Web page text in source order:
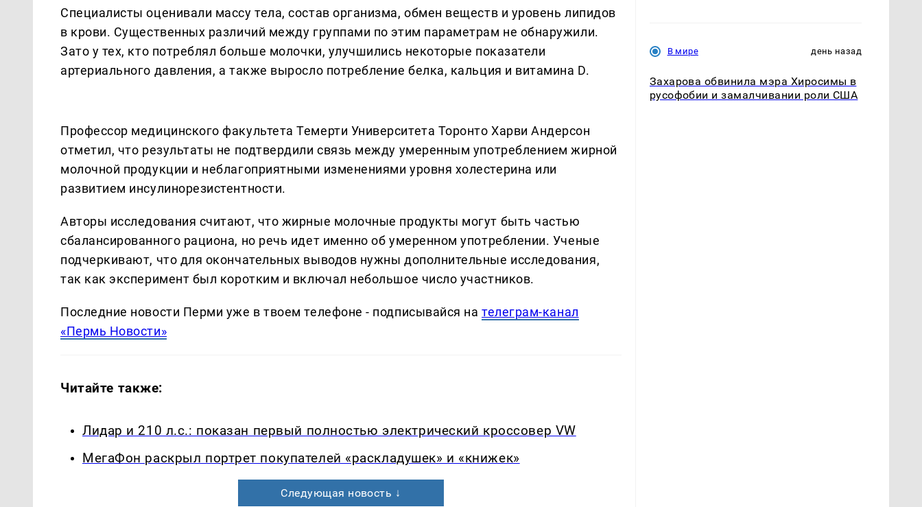
Специалисты оценивали массу тела, состав организма, обмен веществ и уровень липидов
в крови. Существенных различий между группами по этим параметрам не обнаружили.
Зато у тех, кто потреблял больше молочки, улучшились некоторые показатели
артериального давления, а также выросло потребление белка, кальция и витамина D.
Профессор медицинского факультета Темерти Университета Торонто Харви Андерсон
отметил, что результаты не подтвердили связь между умеренным употреблением жирной
молочной продукции и неблагоприятными изменениями уровня холестерина или
развитием инсулинорезистентности.
Авторы исследования считают, что жирные молочные продукты могут быть частью
сбалансированного рациона, но речь идет именно об умеренном употреблении. Ученые
подчеркивают, что для окончательных выводов нужны дополнительные исследования,
так как эксперимент был коротким и включал небольшое число участников.
Последние новости Перми уже в твоем телефоне - подписывайся нателеграм-канал
«Пермь Новости»
Читайте также:
Лидар и 210 л.с.: показан первый полностью электрический кроссовер VW
МегаФон раскрыл портрет покупателей «раскладушек» и «книжек»
Следующая новость ↓
В мире день назад
Захарова обвинила мэра Хиросимы в
русофобии и замалчивании роли США